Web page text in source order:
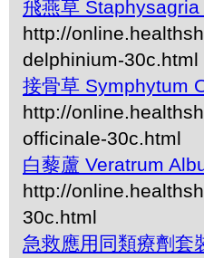
飛燕草 Staphysagria
http://
delphinium-30c.html
接骨草 Symphytum
http://
officinale-30c.html
白藜蘆 Veratrum
http://
30c.html
急救應用同類療劑套